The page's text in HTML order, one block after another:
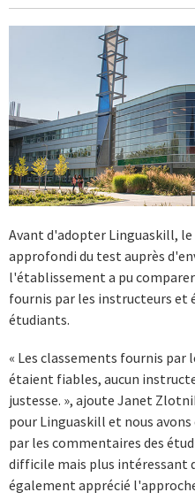
Avant d'adopter Linguaskill, le
approfondi du test auprès
l'établissement a pu
fournis par les instructeurs et
étudiants.
« Les classements fournis
étaient fiables, aucun
justesse. », ajoute Janet
pour Linguaskill et nous
par les commentaires des
difficile mais plus intéressant
également apprécié